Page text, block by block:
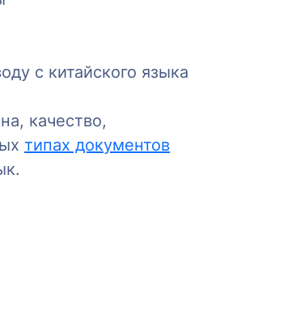
с китайского языка
качество,
типах документов